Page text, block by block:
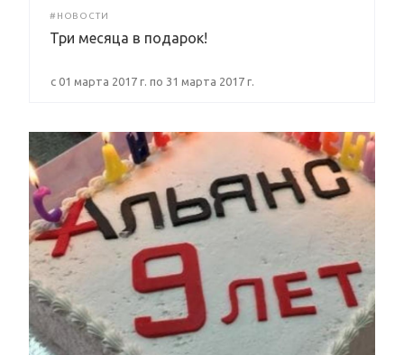
#НОВОСТИ
Три месяца в подарок!
с 01 марта 2017 г. по 31 марта 2017 г.